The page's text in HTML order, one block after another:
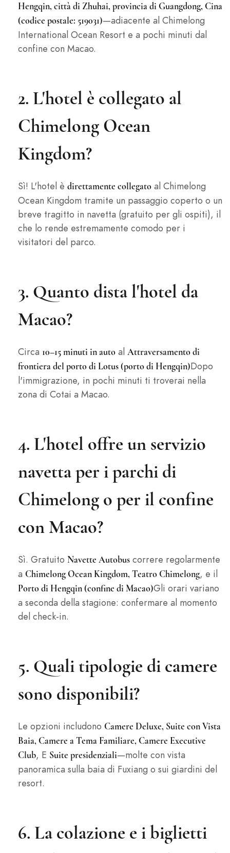
Hengqin, città di Zhuhai, provincia di Guangdong, Cina
(codice postale: 519031)—adiacente al Chimelong
International Ocean Resort e a pochi minuti dal
confine con Macao.
2. L'hotel è collegato al
Chimelong Ocean
Kingdom?
Sì! L'hotel è direttamente collegatoal Chimelong
Ocean Kingdom tramite un passaggio coperto o un
breve tragitto in navetta (gratuito per gli ospiti), il
che lo rende estremamente comodo per i
visitatori del parco.
3. Quanto dista l'hotel da
Macao?
Circa 10–15 minuti in autoal Attraversamento di
frontiera del porto di Lotus (porto di Hengqin)Dopo
l'immigrazione, in pochi minuti ti troverai nella
zona di Cotai a Macao.
4. L'hotel offre un servizio
navetta per i parchi di
Chimelong o per il confine
con Macao?
Sì. Gratuito Navette Autobuscorrere regolarmente
a Chimelong Ocean Kingdom, Teatro Chimelong, e il
Porto di Hengqin (confine di Macao)Gli orari variano
a seconda della stagione: confermare al momento
del check-in.
5. Quali tipologie di camere
sono disponibili?
Le opzioni includono Camere Deluxe, Suite con Vista
Baia, Camere a Tema Familiare, Camere Executive
Club, E Suite presidenziali—molte con vista
panoramica sulla baia di Fuxiang o sui giardini del
resort.
6. La colazione e i biglietti